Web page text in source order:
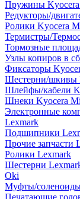
Пружины
Редукторы/
Ролики Kyocera
Термистры/
Тормозные
Узлы копиров в
Фиксаторы
Шестерни/шкивы
Шлейфы/кабели
Шнеки Kyocera
Электронные
Lexmark
Подшипники
Прочие запчасти
Ролики Lexmark
Шестерни
Oki
Муфты/
Печатающие